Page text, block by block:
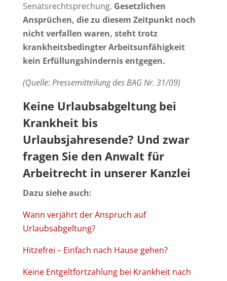
Senatsrechtsprechung. Gesetzlichen
Ansprüchen, die zu diesem Zeitpunkt noch
nicht verfallen waren, steht trotz
krankheitsbedingter Arbeitsunfähigkeit
kein Erfüllungshindernis entgegen.
(Quelle: Pressemitteilung des BAG Nr. 31/09)
Keine Urlaubsabgeltung bei
Krankheit bis
Urlaubsjahresende? Und zwar
fragen Sie den Anwalt für
Arbeitrecht in unserer Kanzlei
Dazu siehe auch:
Wann verjährt der Anspruch auf
Urlaubsabgeltung?
Hitzefrei – Einfach nach Hause gehen?
Keine Entgeltfortzahlung bei Krankheit nach